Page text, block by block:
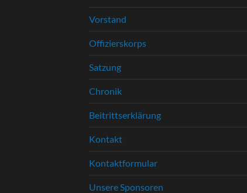
Vorstand
Offizierskorps
Satzung
Chronik
Beitrittserklärung
Kontakt
Kontaktformular
Unsere Sponsoren